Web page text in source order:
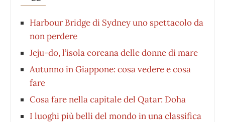
Harbour Bridge di Sydney uno spettacolo da
non perdere
Jeju-do, l’isola coreana delle donne di mare
Autunno in Giappone: cosa vedere e cosa
fare
Cosa fare nella capitale del Qatar: Doha
I luoghi più belli del mondo in una classifica